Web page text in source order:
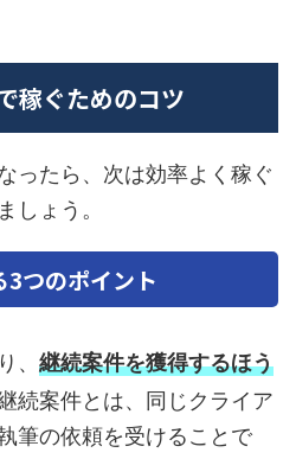
稼ぐためのコツ
ったら、次は効率よく稼ぐ
しょう。
つのポイント
、 継続案件を獲得するほう
続案件とは、同じクライア
筆の依頼を受けることで